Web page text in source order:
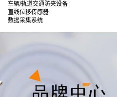
车辆/轨道交通防夹设备
直线位移传感器
数据采集系统